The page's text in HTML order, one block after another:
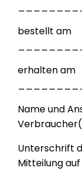
bestellt am
erhalten am
Name und
Unterschrift
Mitteilung